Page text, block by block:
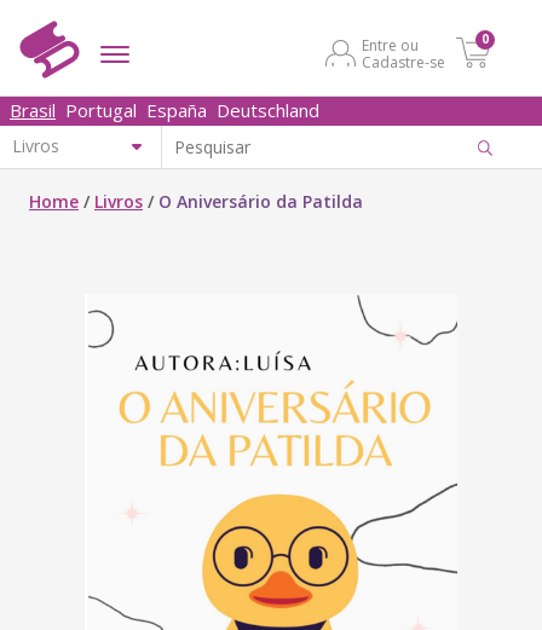
Entre ou
Cadastre-se
0
Brasil Portugal España Deutschland
Home / Livros / O Aniversário da Patilda